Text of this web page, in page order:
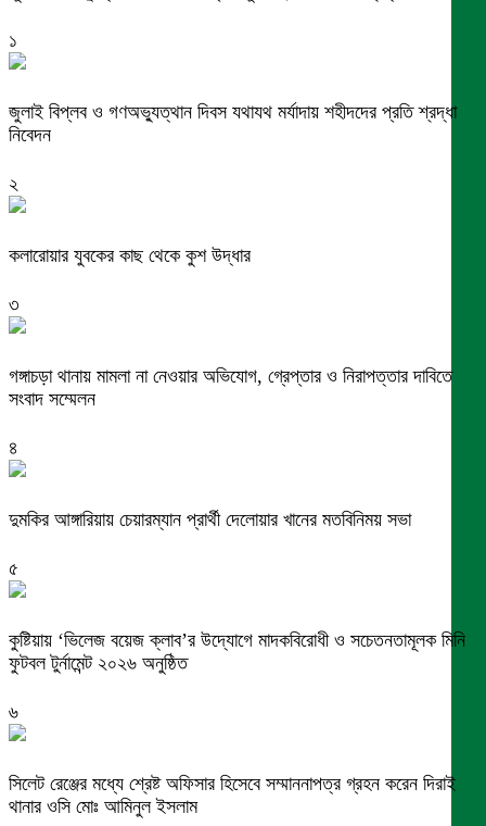
১
জুলাই বিপ্লব ও গণঅভ্যুত্থান দিবস যথাযথ মর্যাদায় শহীদদের প্রতি শ্রদ্ধা
নিবেদন
২
কলারোয়ার যুবকের কাছ থেকে কুশ উদ্ধার
৩
গঙ্গাচড়া থানায় মামলা না নেওয়ার অভিযোগ, গ্রেপ্তার ও নিরাপত্তার দাবিতে
সংবাদ সম্মেলন
৪
দুমকির আঙ্গারিয়ায় চেয়ারম্যান প্রার্থী দেলোয়ার খানের মতবিনিময় সভা
৫
কুষ্টিয়ায় ‘ভিলেজ বয়েজ ক্লাব’র উদ্যোগে মাদকবিরোধী ও সচেতনতামূলক মিনি
ফুটবল টুর্নামেন্ট ২০২৬ অনুষ্ঠিত
৬
সিলেট রেঞ্জের মধ্যে শ্রেষ্ট অফিসার হিসেবে সম্মাননাপত্র গ্রহন করেন দিরাই
থানার ওসি মোঃ আমিনুল ইসলাম